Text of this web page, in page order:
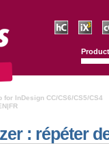
for InDesign CC/CS6/CS5/CS4
: répéter